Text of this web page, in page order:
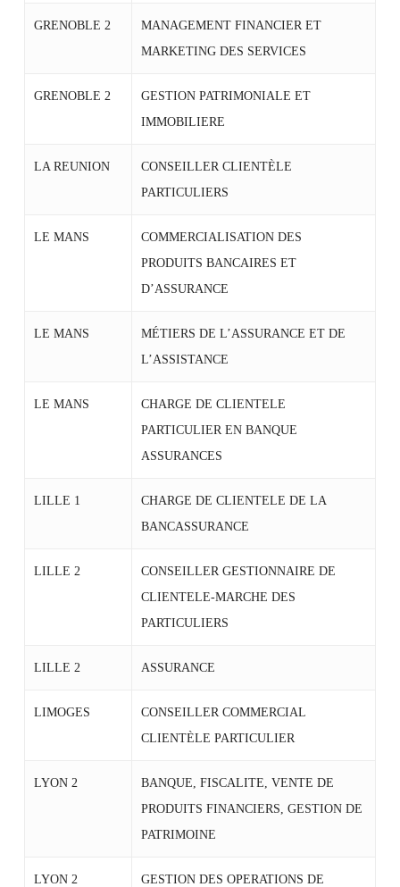
GRENOBLE 2
MANAGEMENT FINANCIER ET
MARKETING DES SERVICES
GRENOBLE 2
GESTION PATRIMONIALE ET
IMMOBILIERE
LA REUNION
CONSEILLER CLIENTÈLE
PARTICULIERS
LE MANS
COMMERCIALISATION DES
PRODUITS BANCAIRES ET
D’ASSURANCE
LE MANS
MÉTIERS DE L’ASSURANCE ET DE
L’ASSISTANCE
LE MANS
CHARGE DE CLIENTELE
PARTICULIER EN BANQUE
ASSURANCES
LILLE 1
CHARGE DE CLIENTELE DE LA
BANCASSURANCE
LILLE 2
CONSEILLER GESTIONNAIRE DE
CLIENTELE-MARCHE DES
PARTICULIERS
LILLE 2 ASSURANCE
LIMOGES
CONSEILLER COMMERCIAL
CLIENTÈLE PARTICULIER
LYON 2
BANQUE, FISCALITE, VENTE DE
PRODUITS FINANCIERS, GESTION DE
PATRIMOINE
LYON 2
GESTION DES OPERATIONS DE